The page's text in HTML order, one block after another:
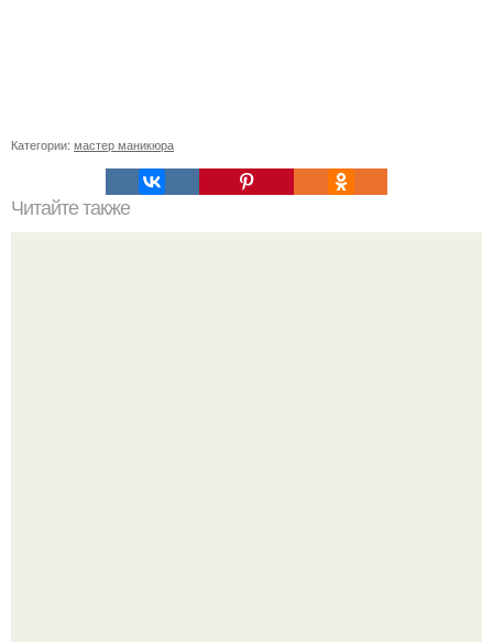
Категории: мастер маникюра
Читайте также